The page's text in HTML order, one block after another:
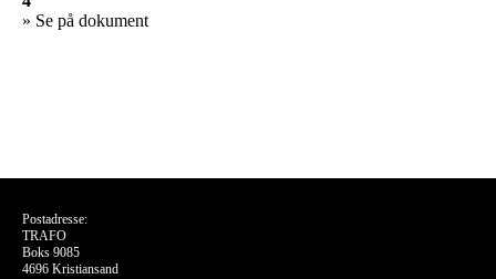
» Se på dokument
Postadresse:
TRAFO
Boks 9085
4696 Kristiansand